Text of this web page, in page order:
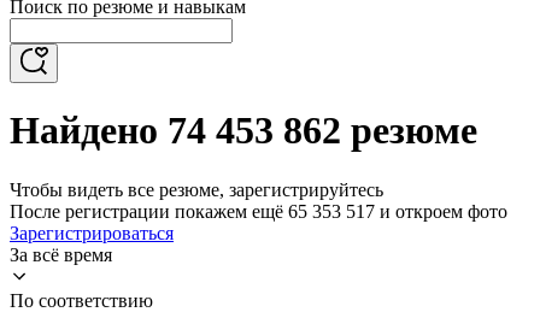
Поиск по резюме и навыкам
Найдено 74 453 862 резюме
Чтобы видеть все резюме, зарегистрируйтесь
После регистрации покажем ещё 65 353 517 и откроем фото
Зарегистрироваться
За всё время
По соответствию